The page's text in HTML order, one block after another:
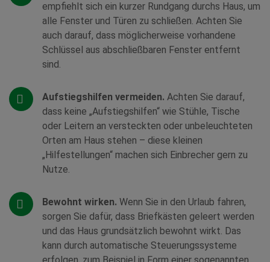
empfiehlt sich ein kurzer Rundgang durchs Haus, um
alle Fenster und Türen zu schließen. Achten Sie
auch darauf, dass möglicherweise vorhandene
Schlüssel aus abschließbaren Fenster entfernt
sind.
Aufstiegshilfen vermeiden. Achten Sie darauf,
dass keine „Aufstiegshilfen“ wie Stühle, Tische
oder Leitern an versteckten oder unbeleuchteten
Orten am Haus stehen – diese kleinen
„Hilfestellungen“ machen sich Einbrecher gern zu
Nutze.
Bewohnt wirken. Wenn Sie in den Urlaub fahren,
sorgen Sie dafür, dass Briefkästen geleert werden
und das Haus grundsätzlich bewohnt wirkt. Das
kann durch automatische Steuerungssysteme